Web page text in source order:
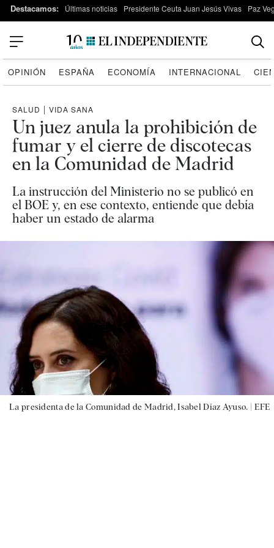
Destacamos: Últimas noticias Presidente Ceuta Juan Jesús Vivas Paz
OPINIÓN ESPAÑA ECONOMÍA INTERNACIONAL
SALUD | VIDA SANA
Un juez anula la prohibición de
fumar y el cierre de discotecas
en la Comunidad de Madrid
La instrucción del Ministerio no se publicó en
el BOE y, en ese contexto, entiende que debía
haber un estado de alarma
La presidenta de la Comunidad de Madrid, Isabel Díaz Ayuso. | EFE